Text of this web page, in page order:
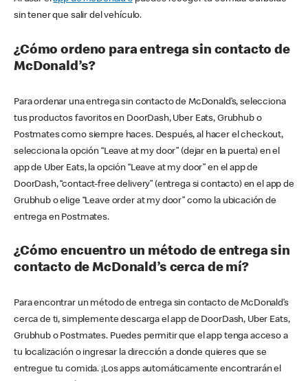
sin tener que salir del vehículo.
¿Cómo ordeno para entrega sin contacto de
McDonald’s?
Para ordenar una entrega sin contacto de McDonald’s, selecciona
tus productos favoritos en DoorDash, Uber Eats, Grubhub o
Postmates como siempre haces. Después, al hacer el checkout,
selecciona la opción “Leave at my door” (dejar en la puerta) en el
app de Uber Eats, la opción “Leave at my door” en el app de
DoorDash, “contact-free delivery” (entrega si contacto) en el app de
Grubhub o elige “Leave order at my door” como la ubicación de
entrega en Postmates.
¿Cómo encuentro un método de entrega sin
contacto de McDonald’s cerca de mí?
Para encontrar un método de entrega sin contacto de McDonald’s
cerca de ti, simplemente descarga el app de DoorDash, Uber Eats,
Grubhub o Postmates. Puedes permitir que el app tenga acceso a
tu localización o ingresar la dirección a donde quieres que se
entregue tu comida. ¡Los apps automáticamente encontrarán el